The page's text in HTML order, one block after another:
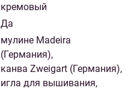
кремовый
Да
мулине Madeira
(Германия),
канва Zweigart (Германия),
игла для вышивания,